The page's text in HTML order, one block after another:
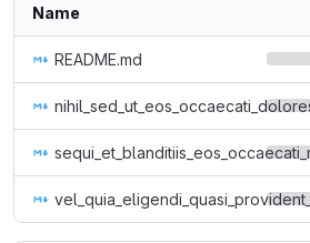
Name
README.md